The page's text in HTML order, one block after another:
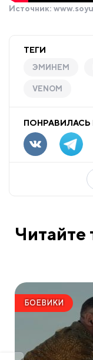
Источник:
ТЕГИ
ЭМИНЕМ
VENOM
Читайте
БОЕВИКИ